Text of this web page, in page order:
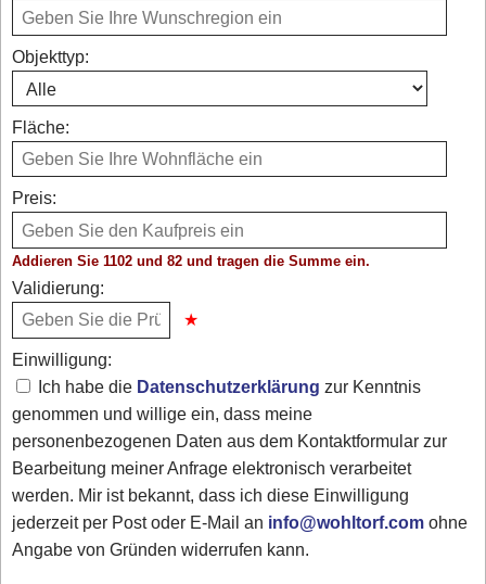
Objekttyp:
Fläche:
Preis:
Addieren Sie 1102 und 82 und tragen die Summe ein.
Validierung:
Einwilligung:
Ich habe die Datenschutzerklärung zur Kenntnis
genommen und willige ein, dass meine
personenbezogenen Daten aus dem Kontaktformular zur
Bearbeitung meiner Anfrage elektronisch verarbeitet
werden. Mir ist bekannt, dass ich diese Einwilligung
jederzeit per Post oder E-Mail an info@wohltorf.comohne
Angabe von Gründen widerrufen kann.